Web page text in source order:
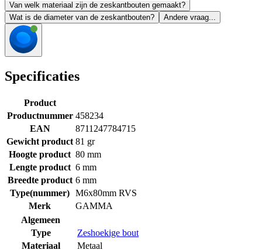
Van welk materiaal zijn de zeskantbouten gemaakt?
Wat is de diameter van de zeskantbouten?
Andere vraag...
Specificaties
Product
Productnummer 458234
EAN
8711247784715
Gewicht product 81 gr
Hoogte product 80 mm
Lengte product 6 mm
Breedte product 6 mm
Type(nummer) M6x80mm RVS
Merk
GAMMA
Algemeen
Type
Zeshoekige bout
Materiaal
Metaal